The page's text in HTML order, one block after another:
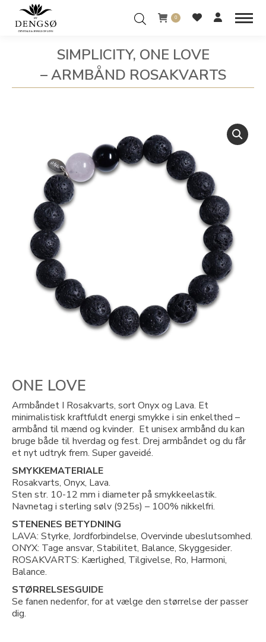
0
SIMPLICITY, ONE LOVE
– ARMBÅND ROSAKVARTS
You are here:
ONE LOVE
Armbåndet I Rosakvarts, sort Onyx og Lava. Et
minimalistisk kraftfuldt energi smykke i sin enkelthed –
armbånd til mænd og kvinder. Et unisex armbånd du kan
bruge både til hverdag og fest. Drej armbåndet og du får
et nyt udtryk frem. Super gaveidé.
SMYKKEMATERIALE
Rosakvarts, Onyx, Lava.
Sten str. 10-12 mm i diameter på smykkeelastik.
Navnetag i sterling sølv (925s) – 100% nikkelfri.
STENENES BETYDNING
LAVA: Styrke, Jordforbindelse, Overvinde ubeslutsomhed.
ONYX: Tage ansvar, Stabilitet, Balance, Skyggesider.
ROSAKVARTS: Kærlighed, Tilgivelse, Ro, Harmoni,
Balance.
STØRRELSESGUIDE
Se fanen nedenfor, for at vælge den størrelse der passer
dig.